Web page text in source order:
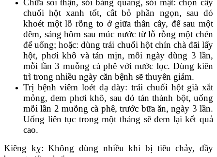
Chữa sỏi thận, sỏi bàng quang, sỏi mật: chọn cây
chuối hột xanh tốt, cắt bỏ phần ngọn, sau đó
khoét một lỗ rỗng to ở giữa thân cây, để sau một
đêm, sáng hôm sau múc nước từ lỗ rỗng một chén
để uống; hoặc: dùng trái chuối hột chín chà đãi lấy
hột, phơi khô và tán mịn, mỗi ngày dùng 3 lần,
mỗi lần 3 muỗng cà phê với nước lọc. Dùng kiên
trì trong nhiều ngày căn bệnh sẽ thuyên giảm.
Trị bệnh viêm loét dạ dày: trái chuối hột già xắt
mỏng, đem phơi khô, sau đó tán thành bột, uống
mỗi lần 2 muỗng cà phê, trước bữa ăn, ngày 3 lần.
Uống liên tục trong một tháng sẽ đem lại kết quả
cao.
Kiêng kỵ: Không dùng nhiều khi bị tiêu chảy, đầy